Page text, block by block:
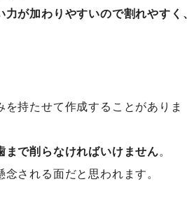
が加わりやすいので割れやすく、
持たせて作成することがありま
まで削らなければいけません。
される面だと思われます。